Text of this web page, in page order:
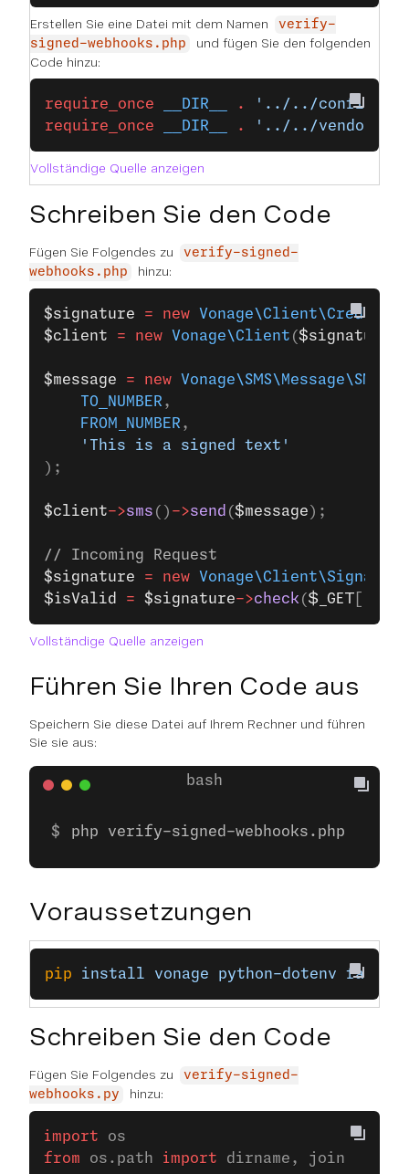
Erstellen Sie eine Datei mit dem Namen
verify-
signed-webhooks.php
und fügen Sie den folgenden
Code hinzu:
require_once __DIR__ .
'../../
require_once __DIR__ . '../../vendor/
Vollständige Quelle anzeigen
Schreiben Sie den Code
Fügen Sie Folgendes zu
verify-signed-
webhooks.php
hinzu:
$signature = new
$client = new Vonage\Client ($signature
$message = new Vonage\SMS\Message\SMS
    TO_NUMBER
,
    FROM_NUMBER
,
    'This is a signed text'
);
$client->sms () ->send ($message );
// Incoming Request
$signature = new Vonage\Client\Signature
$isValid
= $signature->check ($_GET
Vollständige Quelle anzeigen
Führen Sie Ihren Code aus
Speichern Sie diese Datei auf Ihrem Rechner und führen
Sie sie aus:
php verify-signed-webhooks.php
Voraussetzungen
pip install vonage python-dotenv
Schreiben Sie den Code
Fügen Sie Folgendes zu
verify-signed-
webhooks.py
hinzu:
import os
from os.path import dirname, join